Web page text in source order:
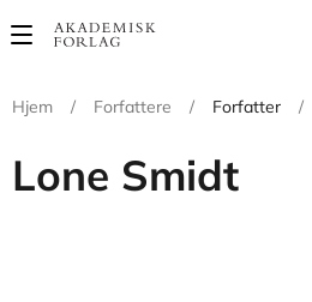
Main
Hjem
/ Forfattere / Forfatter /
Lone Smidt